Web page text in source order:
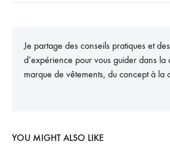
Je partage des conseils pratiques et
d’expérience pour vous guider dans la
marque de vêtements, du concept à la
YOU MIGHT ALSO LIKE